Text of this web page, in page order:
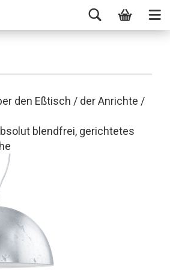
den Eßtisch / der Anrichte /
blendfrei, gerichtetes